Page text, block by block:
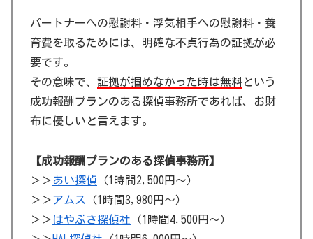
パートナーへの慰謝料・浮気相手への慰謝料・養
育費を取るためには、明確な不貞行為の証拠が必
要です。
その意味で、 証拠が掴めなかった時は無料という
成功報酬プランのある探偵事務所であれば、お財
布に優しいと言えます。
【成功報酬プランのある探偵事務所】
＞＞あい探偵 （1時間2,500円～）
＞＞アムス
（1時間3,980円～）
＞＞ はやぶさ探偵社 （1時間4,500円～）